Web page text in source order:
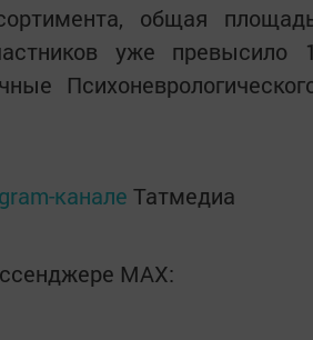
общая
уже превысило
канале Татмедиа
MАХ: